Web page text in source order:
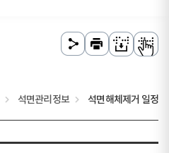
석면관리정보 석면해체제거 일정